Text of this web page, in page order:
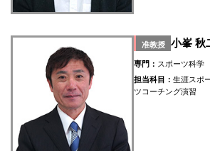
准教授 小峯 秋
専門： スポーツ科学
担当科目：生涯スポ
ツコーチング演習